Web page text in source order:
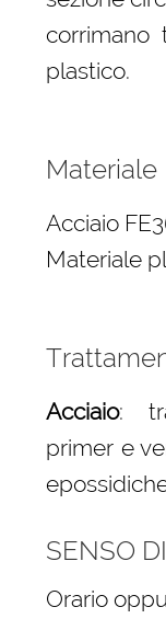
corrimano
plastico.
Materiale
Acciaio
Materiale
Acciaio:
primer e
SENSO
Orario